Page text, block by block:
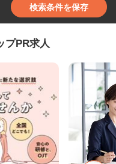
検索条件を保存
プPR求人